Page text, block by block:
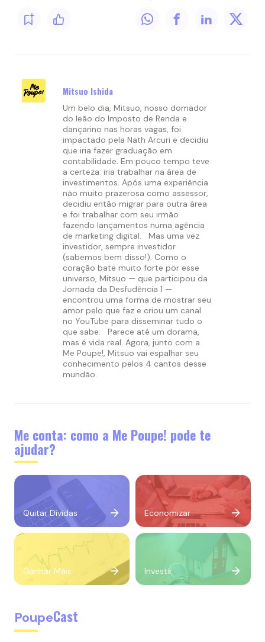
Mitsuo Ishida
Um belo dia, Mitsuo, nosso domador
do leão do Imposto de Renda e
dançarino nas horas vagas, foi
impactado pela Nath Arcuri e decidiu
que iria fazer graduação em
contabilidade. Em pouco tempo teve
a certeza: iria trabalhar na área de
investimentos. Após uma experiência
não muito prazerosa como assessor,
decidiu então migrar para outra área
e foi trabalhar com seu irmão
fazendo lançamentos numa agência
de marketing digital.
Mas uma vez
investidor, sempre investidor
(sabemos bem disso!). Como o
coração bate muito forte por esse
universo, Mitsuo — que participou da
Jornada da Desfudência 1 —
encontrou uma forma de mostrar seu
amor pelo que faz e criou um canal
no YouTube para disseminar tudo o
que sabe.
Parece até um dorama,
mas é vida real. Agora, junto com a
Me Poupe!, Mitsuo vai espalhar seu
conhecimento pelos 4 cantos desse
mundão.
Me conta: como a Me Poupe! pode te
ajudar?
Quitar Dívidas Economizar
Ganhar Mais Investir
PoupeCast